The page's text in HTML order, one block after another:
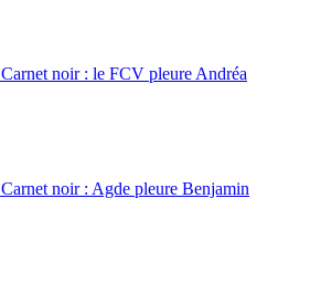
Carnet noir : le FCV pleure Andréa
Carnet noir : Agde pleure Benjamin